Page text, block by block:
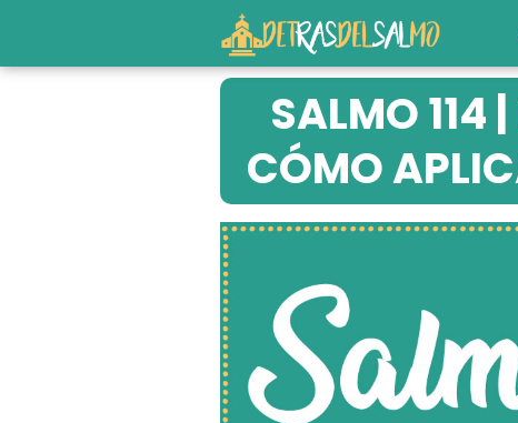
SALMO 114
CÓMO